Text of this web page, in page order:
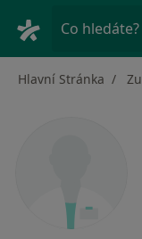
Co hledáte?
Hlavní Stránka